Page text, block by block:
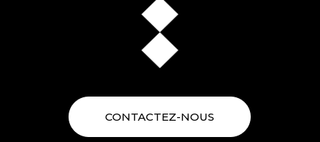
CONTACTEZ-NOUS